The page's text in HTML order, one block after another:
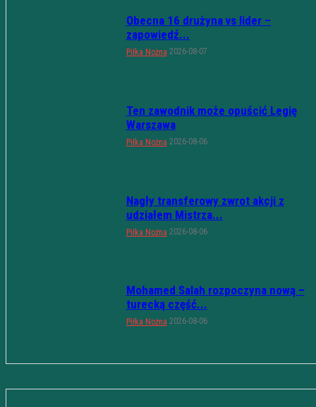
Obecna 16 drużyna vs lider –
zapowiedź...
Piłka Nożna 2026-08-07
Ten zawodnik może opuścić Legię
Warszawa
Piłka Nożna 2026-08-06
Nagły transferowy zwrot akcji z
udziałem Mistrza...
Piłka Nożna 2026-08-06
Mohamed Salah rozpoczyna nową –
turecką część...
Piłka Nożna 2026-08-06